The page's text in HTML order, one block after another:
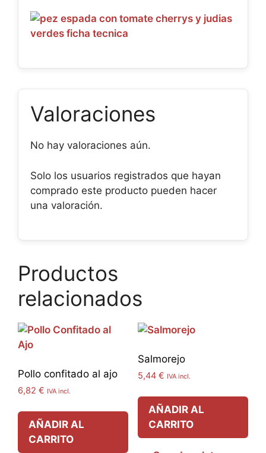
Valoraciones
No hay valoraciones aún.
Solo los usuarios registrados que hayan
comprado este producto pueden hacer
una valoración.
Productos
relacionados
Pollo confitado al ajo
6,82 € IVA incl.
AÑADIR AL
CARRITO
Salmorejo
5,44 € IVA incl.
AÑADIR AL
CARRITO